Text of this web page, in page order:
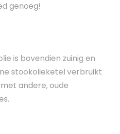
genoeg!
is bovendien zuinig en
stookolieketel verbruikt
andere, oude